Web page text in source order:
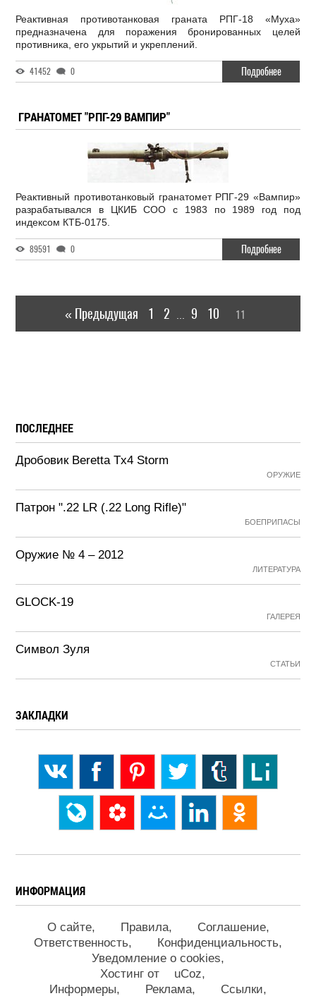
Реактивная противотанковая граната РПГ-18 «Муха»
предназначена для поражения бронированных целей
противника, его укрытий и укреплений.
41452 0 Подробнее
ГРАНАТОМЕТ "РПГ-29 ВАМПИР"
Реактивный противотанковый гранатомет РПГ-29 «Вампир»
разрабатывался в ЦКИБ СОО с 1983 по 1989 год под
индексом КТБ-0175.
89591 0 Подробнее
« Предыдущая 1 2 9 10 11
ПОСЛЕДНЕЕ
Дробовик Beretta Tx4 Storm
ОРУЖИЕ
Патрон ".22 LR (.22 Long Rifle)"
БОЕПРИПАСЫ
Оружие № 4 – 2012
ЛИТЕРАТУРА
GLOCK-19
ГАЛЕРЕЯ
Символ Зуля
СТАТЬИ
ЗАКЛАДКИ
ИНФОРМАЦИЯ
О сайте Правила
Соглашение
Ответственность
Конфиденциальность
Уведомление о cookies
Хостинг от
uCoz
Информеры
Реклама Ссылки